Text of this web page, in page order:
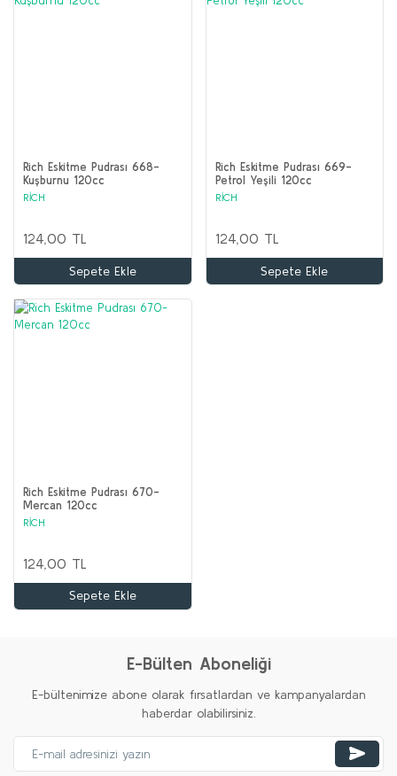
Rich Eskitme Pudrası 668-
Kuşburnu 120cc
RİCH
124,00 TL
Sepete Ekle
Rich Eskitme Pudrası 669-
Petrol Yeşili 120cc
RİCH
124,00 TL
Sepete Ekle
Rich Eskitme Pudrası 670-
Mercan 120cc
RİCH
124,00 TL
Sepete Ekle
E-Bülten Aboneliği
E-bültenimize abone olarak fırsatlardan ve kampanyalardan
haberdar olabilirsiniz.